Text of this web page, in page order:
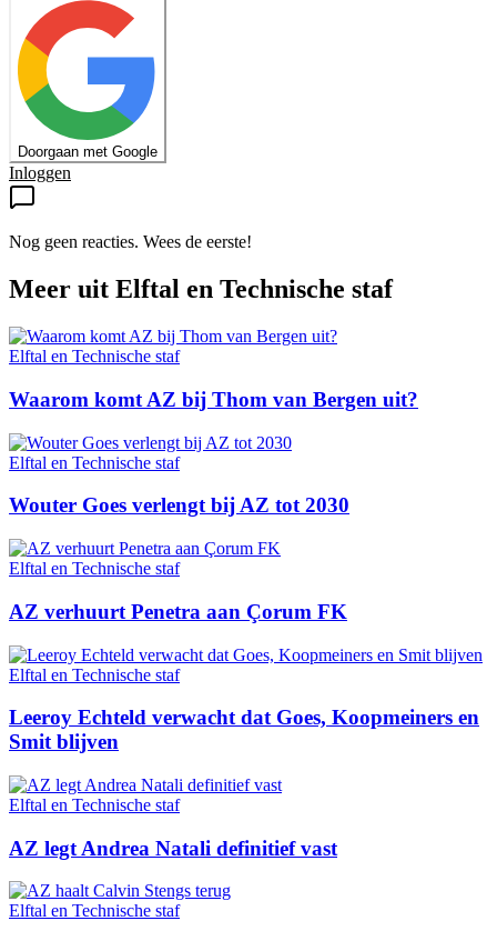
Doorgaan met Google
Inloggen
Nog geen reacties. Wees de eerste!
Meer uit Elftal en Technische staf
Elftal en Technische staf
Waarom komt AZ bij Thom van Bergen uit?
Elftal en Technische staf
Wouter Goes verlengt bij AZ tot 2030
Elftal en Technische staf
AZ verhuurt Penetra aan Çorum FK
Elftal en Technische staf
Leeroy Echteld verwacht dat Goes, Koopmeiners en
Smit blijven
Elftal en Technische staf
AZ legt Andrea Natali definitief vast
Elftal en Technische staf